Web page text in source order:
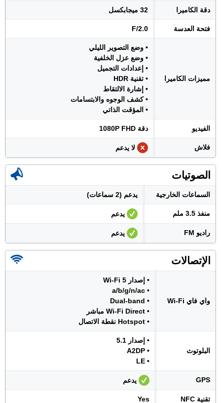
دقة الكاميرا 32 ميجابكسل
فتحة العدسة F/2.0
مميزات الكاميرا
• وضع التصوير الليلي
• وضع عزل الخلفية
• إعدادات التجميل
• تقنية HDR
• إشارة الالتقاط
• كشف الوجوه والابتسامات
• المؤقت الذاتي
الفيديو دقة 1080P FHD
فلاش لا يدعم
الصوتيات
السماعات الخارجية يدعم (2 سماعات)
منفذ 3.5 ملم يدعم
راديو FM يدعم
الإتصالات
واي فاي Wi-Fi
• إصدار Wi-Fi 5
• a/b/g/n/ac
• Dual-band
• Wi-Fi Direct مباشر
• Hotspot نقطة الاتصال
البلوتوث
• إصدار 5.1
• A2DP
• LE
GPS يدعم
تقنية NFC Yes